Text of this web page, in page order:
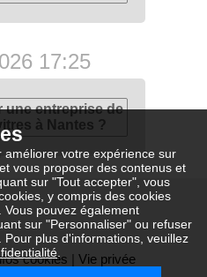
améliorer votre expérience sur
vous proposer des contenus et
sur "Tout accepter", vous
y compris des cookies
pouvez également
sur "Personnaliser" ou refuser
plus d'informations, veuillez
17:25
une entreprise de
à Nantes ?
cookies | Vie privée